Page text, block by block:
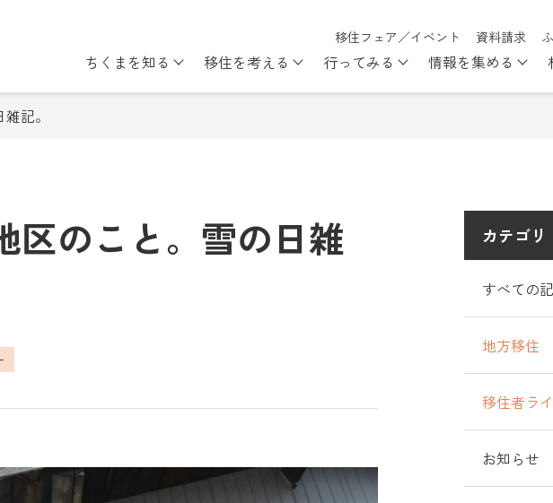
移住フェア／イベント 資料請求
ちくまを知る Show submenu for ちくまを知る
移住を考える Show submenu for 移住を考える
行ってみる Show submenu for
情報を集める
記。
区のこと。雪の日雑 カテゴリ
すべての
地方移住
移住者ラ
お知らせ